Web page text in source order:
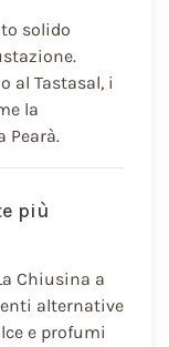
solido
al Tastasal, i
la
Pearà.
più
Chiusina a
alternative
e profumi